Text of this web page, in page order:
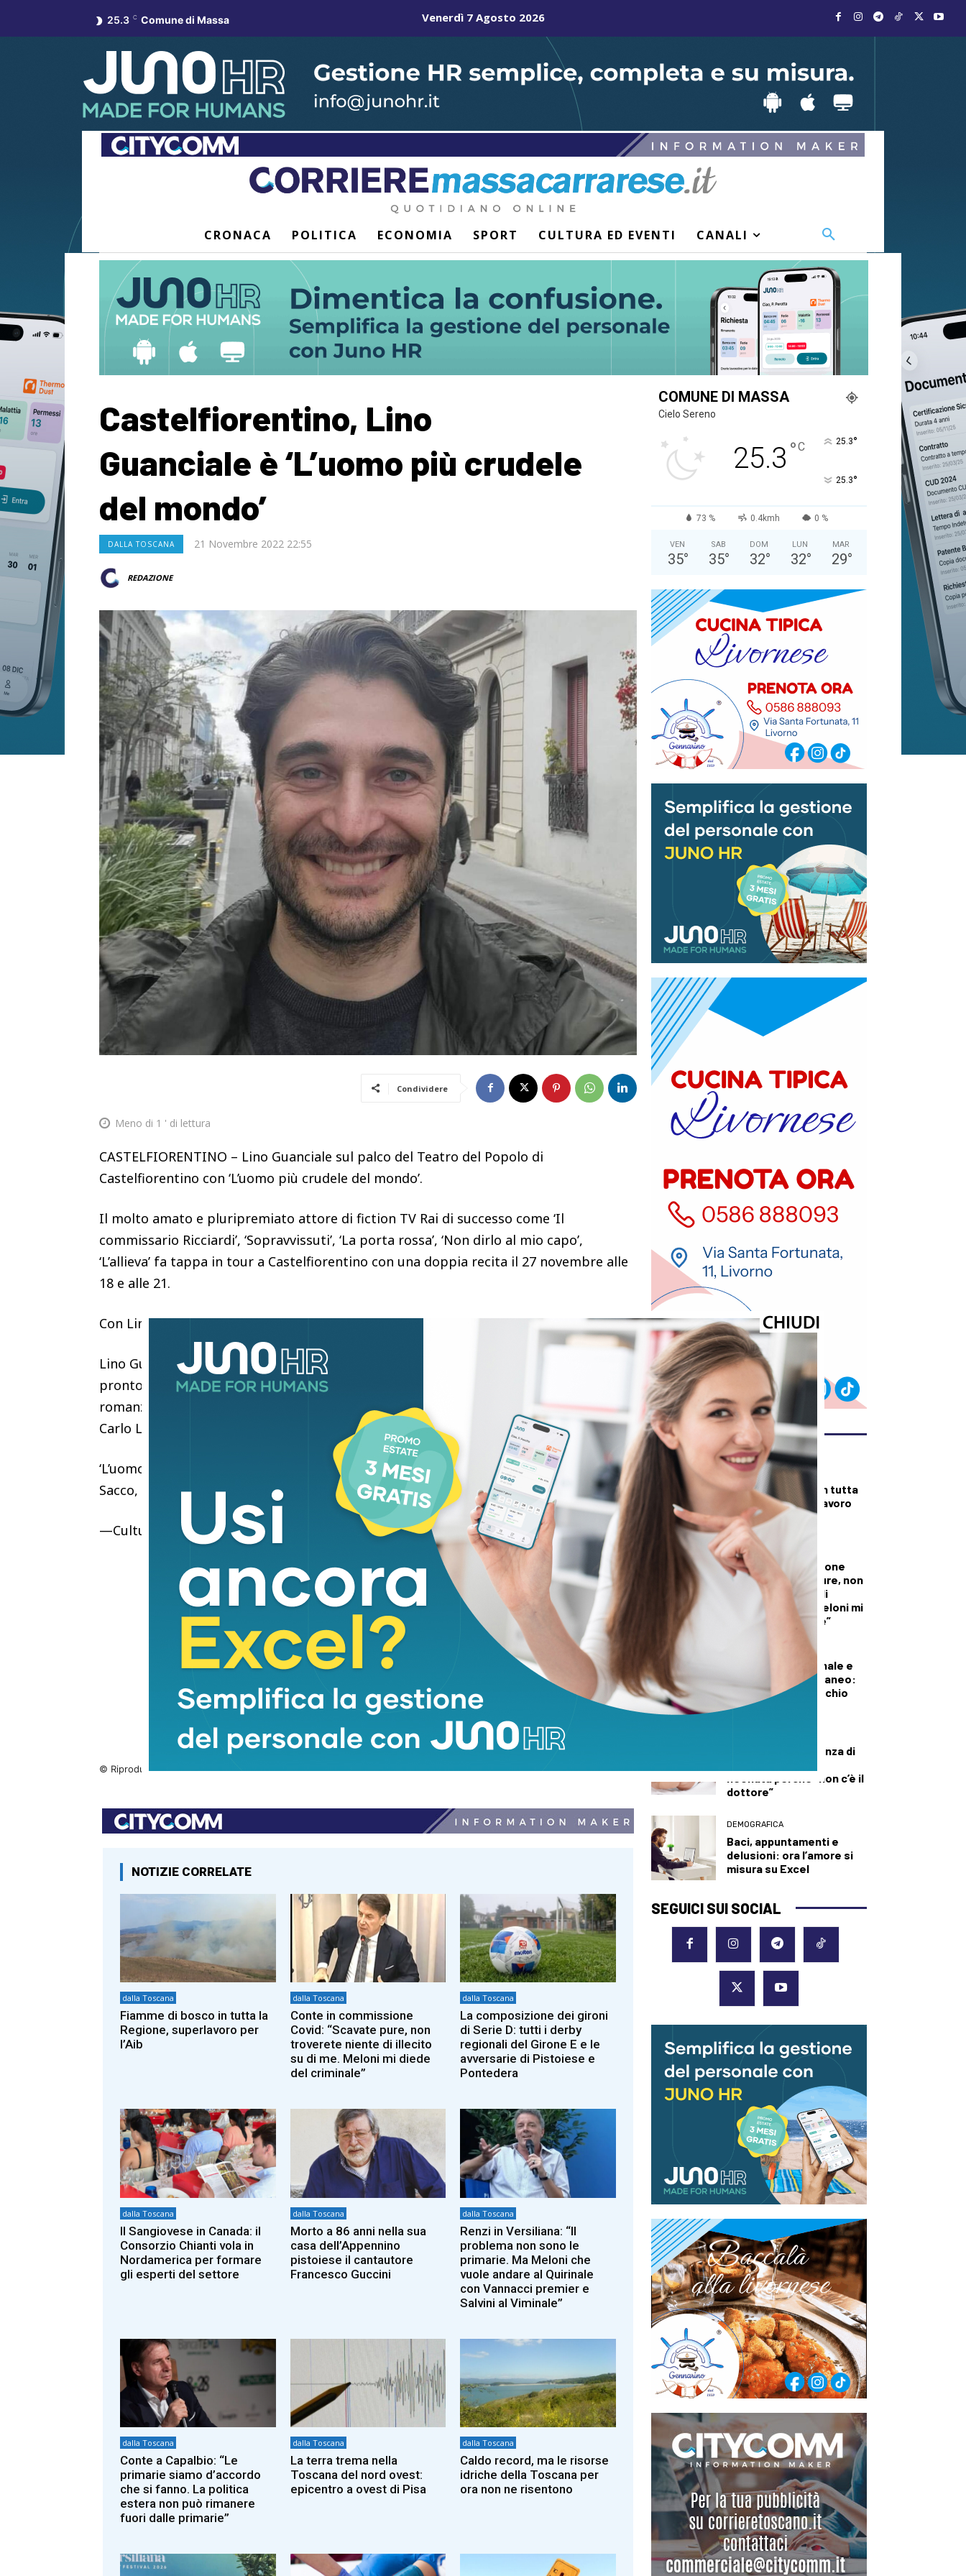
25.3 C Comune di Massa Venerdì 7 Agosto 2026
CRONACA POLITICA ECONOMIA SPORT CULTURA ED EVENTI CANALI
Castelfiorentino, Lino
Guanciale è ‘L’uomo più crudele
del mondo’
DALLA TOSCANA 21 Novembre 2022 22:55
REDAZIONE
Condividere
Meno di 1 ' di lettura
CASTELFIORENTINO – Lino Guanciale sul palco del Teatro del Popolo di
Castelfiorentino con ‘L’uomo più crudele del mondo’.
Il molto amato e pluripremiato attore di fiction TV Rai di successo come ‘Il
commissario Ricciardi’, ‘Sopravvissuti’, ‘La porta rossa’, ‘Non dirlo al mio capo’,
‘L’allieva’ fa tappa in tour a Castelfiorentino con una doppia recita il 27 novembre alle
18 e alle 21.
Con Lino Guanciale protagonista Francesco Montanari.
Lino Guanciale, in prima linea per i diritti civili con Unhcr, dopo i Sopravvissuti è
pronto a tornare in Rai con la seconda serie di ‘Il commissario Ricciardi’, tratta dai
romanzi di Maurizio De Giovanni, e la terza serie di ‘La porta rossa’, serie ideata da
Carlo Lucarelli.
‘L’uomo più crudele del mondo’ è una produzione LVF, Teatro Manini, regia Davide
Sacco, autore Davide Sacco.
—Cultura ed EventiCINZIA GORLA
© Riproduzione riservata
NOTIZIE CORRELATE
dalla Toscana
Fiamme di bosco in tutta la
Regione, superlavoro per
l’Aib
dalla Toscana
Conte in commissione
Covid: “Scavate pure, non
troverete niente di illecito
su di me. Meloni mi diede
del criminale”
dalla Toscana
La composizione dei gironi
di Serie D: tutti i derby
regionali del Girone E e le
avversarie di Pistoiese e
Pontedera
dalla Toscana
Il Sangiovese in Canada: il
Consorzio Chianti vola in
Nordamerica per formare
gli esperti del settore
dalla Toscana
Morto a 86 anni nella sua
casa dell’Appennino
pistoiese il cantautore
Francesco Guccini
dalla Toscana
Renzi in Versiliana: “Il
problema non sono le
primarie. Ma Meloni che
vuole andare al Quirinale
con Vannacci premier e
Salvini al Viminale”
dalla Toscana
Conte a Capalbio: “Le
primarie siamo d’accordo
che si fanno. La politica
estera non può rimanere
fuori dalle primarie”
dalla Toscana
La terra trema nella
Toscana del nord ovest:
epicentro a ovest di Pisa
dalla Toscana
Caldo record, ma le risorse
idriche della Toscana per
ora non ne risentono
COMUNE DI MASSA
Cielo Sereno
25.3 °C 25.3°
25.3°
73 % 0.4kmh 0 %
VEN
35°
SAB
35°
DOM
32°
LUN
32°
MAR
29°
ULTIMI ARTICOLI
DALLA TOSCANA
Fiamme di bosco in tutta
la Regione, superlavoro
per l’Aib
DALLA TOSCANA
Conte in commissione
Covid: “Scavate pure, non
troverete niente di
illecito su di me. Meloni mi
diede del criminale”
Pillola, anello vaginale e
impianto sottocutaneo:
l’allerta Aifa sul rischio
meningioma
Culle vuote e assenza di
neonata perché “non c’è il
dottore”
DEMOGRAFICA
Baci, appuntamenti e
delusioni: ora l’amore si
misura su Excel
SEGUICI SUI SOCIAL